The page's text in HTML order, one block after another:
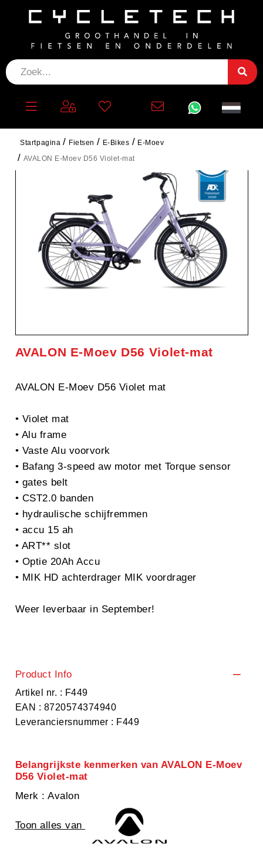
Startpagina Fietsen E-Bikes
E-Moev
AVALON E-Moev D56 Violet-mat
AVALON E-Moev D56 Violet-mat
AVALON E-Moev D56 Violet mat
• Violet mat
• Alu frame
• Vaste Alu voorvork
• Bafang 3-speed aw motor met Torque sensor
• gates belt
• CST2.0 banden
• hydraulische schijfremmen
• accu 15 ah
• ART** slot
• Optie 20Ah Accu
• MIK HD achterdrager MIK voordrager
Weer leverbaar in September!
Product Info
Artikel nr. : F449
EAN : 8720574374940
Leveranciersnummer : F449
Belangrijkste kenmerken van AVALON E-Moev
D56 Violet-mat
Merk : Avalon
Toon alles van